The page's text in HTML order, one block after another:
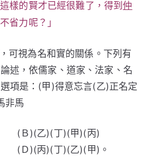
這樣的賢才已經很難了，得到仲
省力呢？」
可視為名和實的關係。下列有
述，依儒家、道家、法家、名
項是：(甲)得意忘言(乙)正名定
非馬
) (Ｂ)(乙)(丁)(甲)(丙)
Ｄ)(丙)(丁)(乙)(甲)。